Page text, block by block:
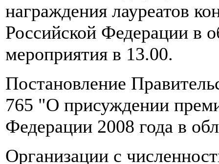
награждения лауреатов
Российской Федерации в
мероприятия в 13.00.
Постановление
765 "О присуждении
Федерации 2008 года в
Организации с